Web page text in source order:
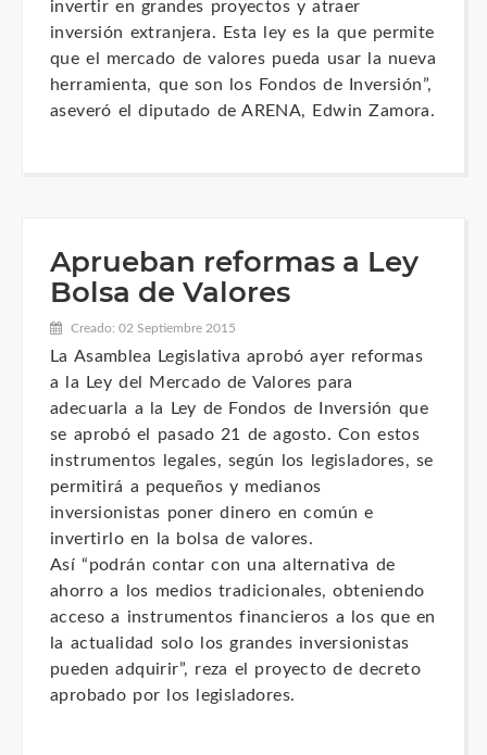
invertir en grandes proyectos y atraer
inversión extranjera. Esta ley es la que permite
que el mercado de valores pueda usar la nueva
herramienta, que son los Fondos de Inversión”,
aseveró el diputado de ARENA, Edwin Zamora.
Aprueban reformas a Ley
Bolsa de Valores
Creado: 02 Septiembre 2015
La Asamblea Legislativa aprobó ayer reformas
a la Ley del Mercado de Valores para
adecuarla a la Ley de Fondos de Inversión que
se aprobó el pasado 21 de agosto. Con estos
instrumentos legales, según los legisladores, se
permitirá a pequeños y medianos
inversionistas poner dinero en común e
invertirlo en la bolsa de valores.
Así “podrán contar con una alternativa de
ahorro a los medios tradicionales, obteniendo
acceso a instrumentos financieros a los que en
la actualidad solo los grandes inversionistas
pueden adquirir”, reza el proyecto de decreto
aprobado por los legisladores.